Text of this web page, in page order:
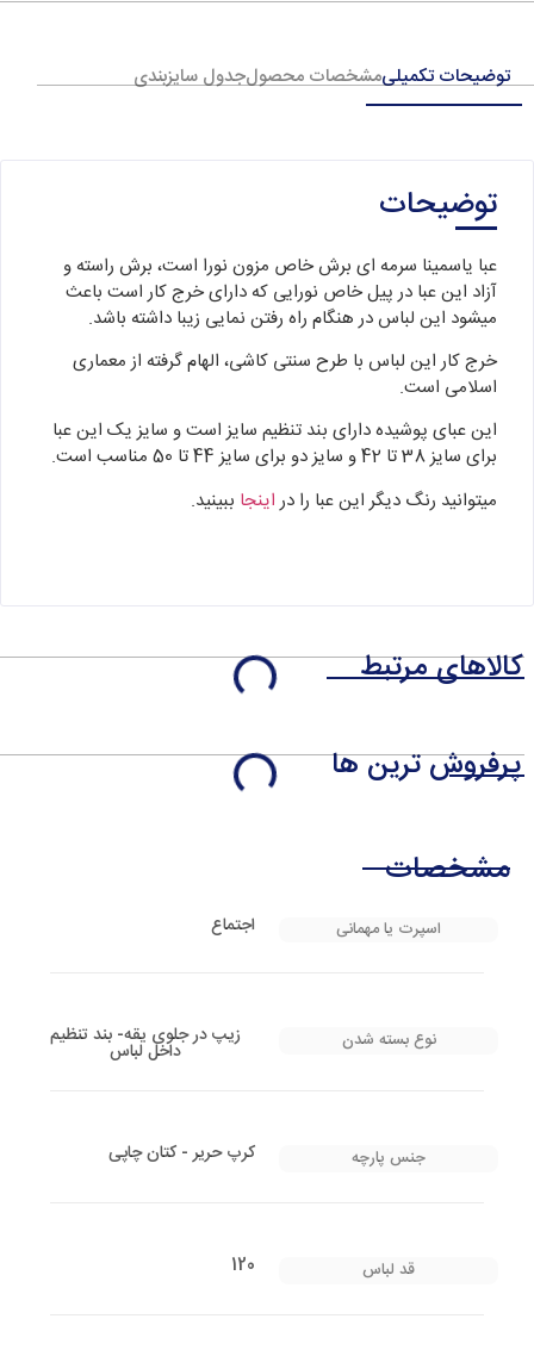
توضیحات تکمیلیمشخصات محصولجدول سایزبندی
توضیحات
عبا یاسمینا سرمه ای برش خاص مزون نورا است، برش راسته و
آزاد این عبا در پیل خاص نورایی که دارای خرج کار است باعث
میشود این لباس در هنگام راه رفتن نمایی زیبا داشته باشد.
خرج کار این لباس با طرح سنتی کاشی، الهام گرفته از معماری
اسلامی است.
این عبای پوشیده دارای بند تنظیم سایز است و سایز یک این عبا
برای سایز 38 تا 42 و سایز دو برای سایز 44 تا 50 مناسب است.
میتوانید رنگ دیگر این عبا را در اینجا ببینید.
کالاهای مرتبط
پرفروش ترین ها
مشخصات
اسپرت یا مهمانی اجتماع
نوع بسته شدن زیپ در جلوی یقه- بند تنظیم
داخل لباس
جنس پارچه کرپ حریر - کتان چاپی
قد لباس 120